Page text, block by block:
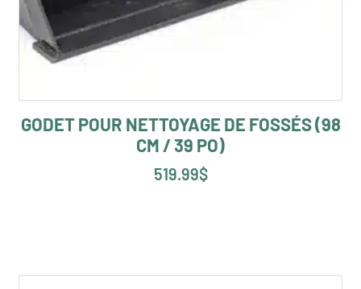
GODET POUR NETTOYAGE DE FOSSÉS (98
CM / 39 PO)
519.99$